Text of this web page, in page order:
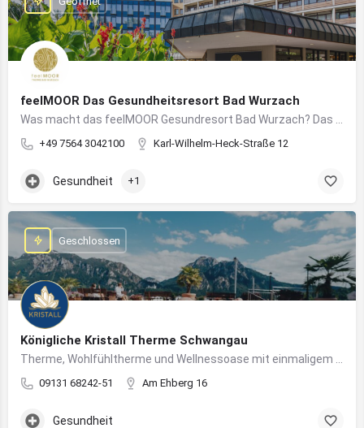
feelMOOR Das Gesundheitsresort Bad Wurzach
+49 7564 3042100 Karl-Wilhelm-Heck-Straße 12
Gesundheit +1
Königliche Kristall Therme Schwangau
09131 68242-51 Am Ehberg 16
Geschlossen
Gesundheit